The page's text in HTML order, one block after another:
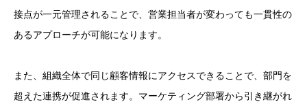
接点が一元管理されることで、営業担当者が変わっても一貫性の
あるアプローチが可能になります。
また、組織全体で同じ顧客情報にアクセスできることで、部門を
超えた連携が促進されます。マーケティング部署から引き継がれ